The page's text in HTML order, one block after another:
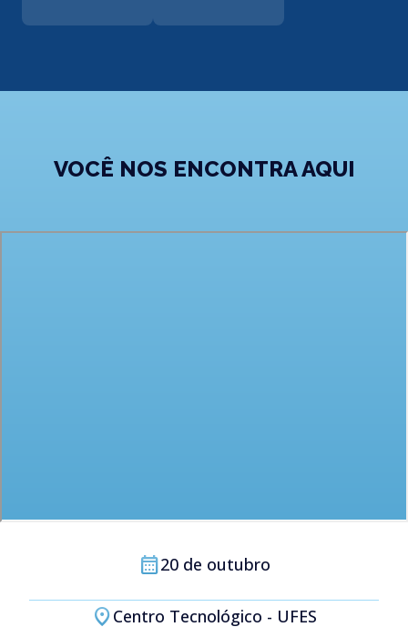
VOCÊ NOS ENCONTRA AQUI
calendar_month20 de outubro
location_onCentro Tecnológico - UFES